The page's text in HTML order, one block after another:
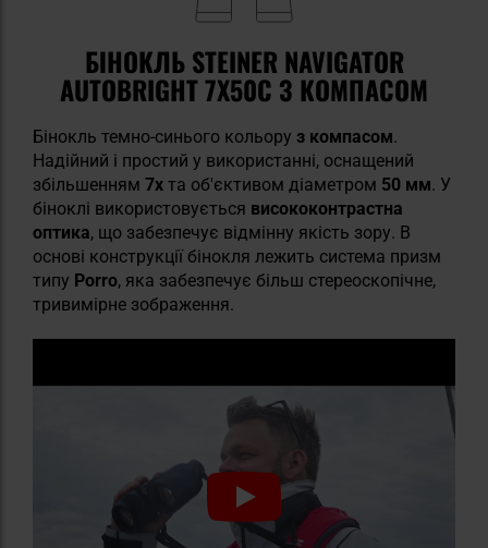
БІНОКЛЬ STEINER NAVIGATOR
AUTOBRIGHT 7X50C З КОМПАСОМ
Бінокль темно-синього кольору з компасом.
Надійний і простий у використанні, оснащений
збільшенням 7x та об'єктивом діаметром 50 мм. У
біноклі використовується висококонтрастна
оптика, що забезпечує відмінну якість зору. В
основі конструкції бінокля лежить система призм
типу Porro, яка забезпечує більш стереоскопічне,
тривимірне зображення.